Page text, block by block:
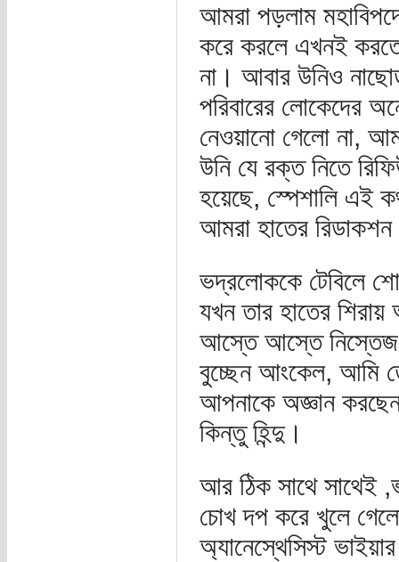
আমরা পড়লাম
করে করলে এখনই
না। আবার উনিও
পরিবারের লোকেদের
নেওয়ানো গেলো না,
উনি যে রক্ত নিতে
হয়েছে, স্পেশালি এই
আমরা হাতের
ভদ্রলোককে টেবিলে
যখন তার হাতের
আস্তে আস্তে নিস্তেজ
বুচ্ছেন আংকেল, আমি
আপনাকে অজ্ঞান
কিন্তু হিন্দু।
আর ঠিক সাথে সাথেই
চোখ দপ করে খুলে
অ্যানেস্থেসিস্ট